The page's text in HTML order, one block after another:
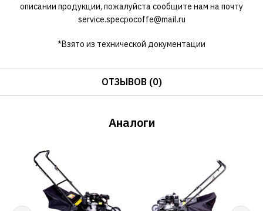
описании продукции, пожалуйста сообщите нам на почту
service.specpocoffe@mail.ru
*Взято из технической документации
ОТЗЫВОВ (0)
Аналоги